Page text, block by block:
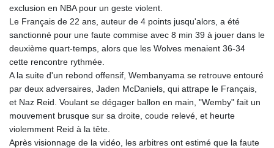
exclusion en NBA pour un geste violent.
Le Français de 22 ans, auteur de 4 points jusqu'alors, a été
sanctionné pour une faute commise avec 8 min 39 à jouer dans le
deuxième quart-temps, alors que les Wolves menaient 36-34
cette rencontre rythmée.
A la suite d'un rebond offensif, Wembanyama se retrouve entouré
par deux adversaires, Jaden McDaniels, qui attrape le Français,
et Naz Reid. Voulant se dégager ballon en main, "Wemby" fait un
mouvement brusque sur sa droite, coude relevé, et heurte
violemment Reid à la tête.
Après visionnage de la vidéo, les arbitres ont estimé que la faute